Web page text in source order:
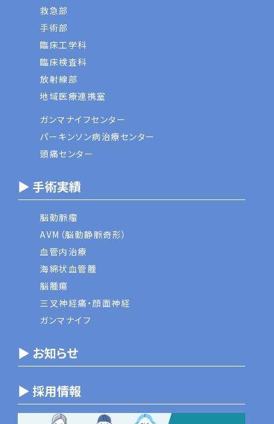
救急部
手術部
臨床工学科
臨床検査科
放射線部
地域医療連携室
ガンマナイフセンター
パーキンソン病治療センター
頭痛センター
▶ 手術実績
脳動脈瘤
AVM（脳動静脈奇形）
血管内治療
海綿状血管腫
脳腫瘍
三叉神経痛・顔面神経
ガンマナイフ
▶ お知らせ
▶ 採用情報